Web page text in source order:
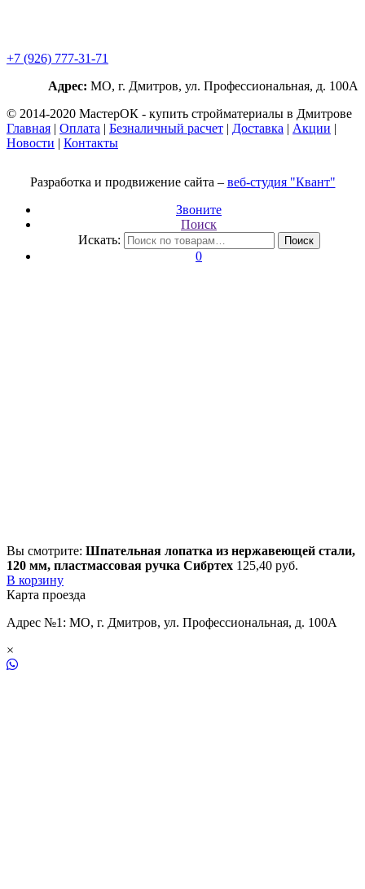
+7 (926) 777-31-71
Адрес: МО, г. Дмитров, ул. Профессиональная, д. 100А
© 2014-2020 МастерОК - купить стройматериалы в Дмитрове
Главная | Оплата | Безналичный расчет | Доставка | Акции |
Новости | Контакты
Разработка и продвижение сайта – веб-студия "Квант"
Звоните
Поиск
Искать:
Поиск
0
Вы смотрите: Шпательная лопатка из нержавеющей стали,
120 мм, пластмассовая ручка Сибртех 125,40 руб.
В корзину
Карта проезда
Адрес №1: МО, г. Дмитров, ул. Профессиональная, д. 100А
×